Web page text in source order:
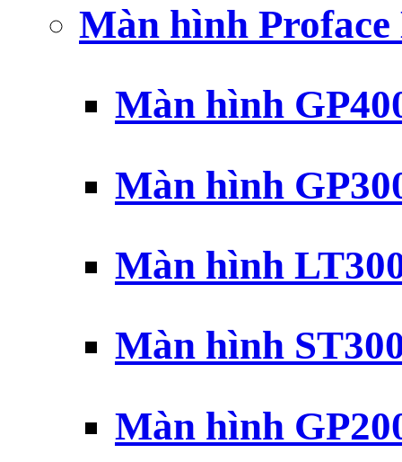
Màn hình
Màn hình
Màn hình
Màn hình
Màn hình
Màn hình